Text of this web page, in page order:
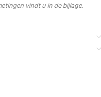
vindt u in de bijlage.